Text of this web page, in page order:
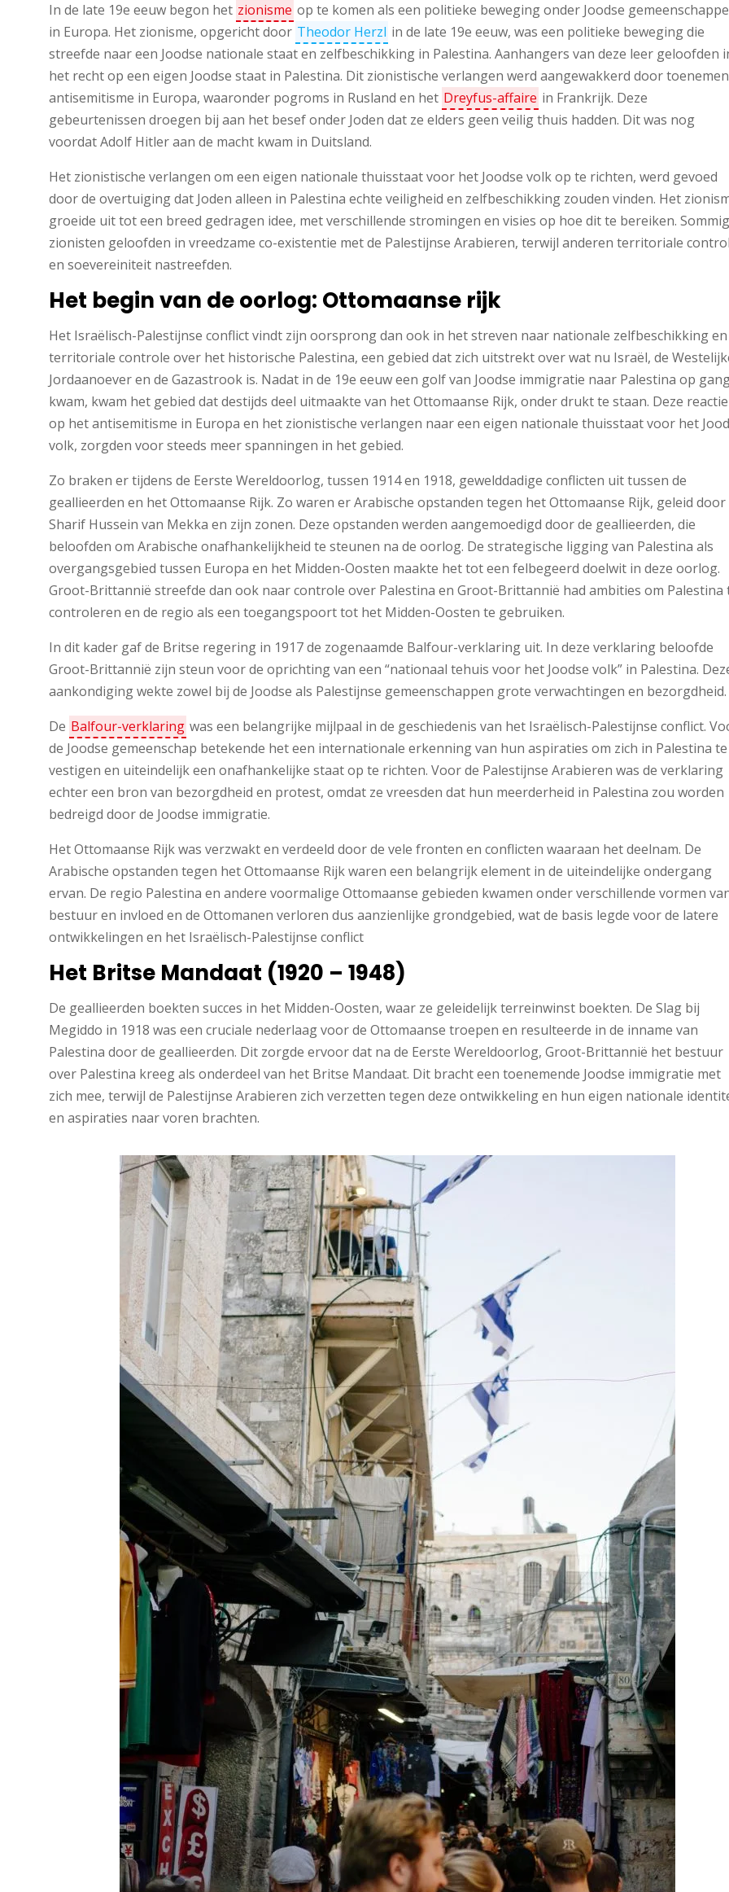
In de late 19e eeuw begon het zionisme op te komen als een politieke beweging onder Joodse
in Europa. Het zionisme, opgericht door Theodor Herzl in de late 19e eeuw, was een politieke beweging die
streefde naar een Joodse nationale staat en zelfbeschikking in Palestina. Aanhangers van deze leer geloofden
het recht op een eigen Joodse staat in Palestina. Dit zionistische verlangen werd aangewakkerd door
antisemitisme in Europa, waaronder pogroms in Rusland en het Dreyfus-affaire in Frankrijk. Deze
gebeurtenissen droegen bij aan het besef onder Joden dat ze elders geen veilig thuis hadden. Dit was nog
voordat Adolf Hitler aan de macht kwam in Duitsland.
Het zionistische verlangen om een eigen nationale thuisstaat voor het Joodse volk op te richten, werd gevoed
door de overtuiging dat Joden alleen in Palestina echte veiligheid en zelfbeschikking zouden vinden. Het
groeide uit tot een breed gedragen idee, met verschillende stromingen en visies op hoe dit te bereiken.
zionisten geloofden in vreedzame co-existentie met de Palestijnse Arabieren, terwijl anderen territoriale
en soevereiniteit nastreefden.
Het begin van de oorlog: Ottomaanse rijk
Het Israëlisch-Palestijnse conflict vindt zijn oorsprong dan ook in het streven naar nationale zelfbeschikking en
territoriale controle over het historische Palestina, een gebied dat zich uitstrekt over wat nu Israël, de
Jordaanoever en de Gazastrook is. Nadat in de 19e eeuw een golf van Joodse immigratie naar Palestina op
kwam, kwam het gebied dat destijds deel uitmaakte van het Ottomaanse Rijk, onder drukt te staan. Deze reactie
op het antisemitisme in Europa en het zionistische verlangen naar een eigen nationale thuisstaat voor het
volk, zorgden voor steeds meer spanningen in het gebied.
Zo braken er tijdens de Eerste Wereldoorlog, tussen 1914 en 1918, gewelddadige conflicten uit tussen de
geallieerden en het Ottomaanse Rijk. Zo waren er Arabische opstanden tegen het Ottomaanse Rijk, geleid door
Sharif Hussein van Mekka en zijn zonen. Deze opstanden werden aangemoedigd door de geallieerden, die
beloofden om Arabische onafhankelijkheid te steunen na de oorlog. De strategische ligging van Palestina als
overgangsgebied tussen Europa en het Midden-Oosten maakte het tot een felbegeerd doelwit in deze oorlog.
Groot-Brittannië streefde dan ook naar controle over Palestina en Groot-Brittannië had ambities om Palestina
controleren en de regio als een toegangspoort tot het Midden-Oosten te gebruiken.
In dit kader gaf de Britse regering in 1917 de zogenaamde Balfour-verklaring uit. In deze verklaring beloofde
Groot-Brittannië zijn steun voor de oprichting van een “nationaal tehuis voor het Joodse volk” in Palestina.
aankondiging wekte zowel bij de Joodse als Palestijnse gemeenschappen grote verwachtingen en bezorgdheid.
De Balfour-verklaring was een belangrijke mijlpaal in de geschiedenis van het Israëlisch-Palestijnse conflict.
de Joodse gemeenschap betekende het een internationale erkenning van hun aspiraties om zich in Palestina te
vestigen en uiteindelijk een onafhankelijke staat op te richten. Voor de Palestijnse Arabieren was de verklaring
echter een bron van bezorgdheid en protest, omdat ze vreesden dat hun meerderheid in Palestina zou worden
bedreigd door de Joodse immigratie.
Het Ottomaanse Rijk was verzwakt en verdeeld door de vele fronten en conflicten waaraan het deelnam. De
Arabische opstanden tegen het Ottomaanse Rijk waren een belangrijk element in de uiteindelijke ondergang
ervan. De regio Palestina en andere voormalige Ottomaanse gebieden kwamen onder verschillende vormen
bestuur en invloed en de Ottomanen verloren dus aanzienlijke grondgebied, wat de basis legde voor de latere
ontwikkelingen en het Israëlisch-Palestijnse conflict
Het Britse Mandaat (1920 – 1948)
De geallieerden boekten succes in het Midden-Oosten, waar ze geleidelijk terreinwinst boekten. De Slag bij
Megiddo in 1918 was een cruciale nederlaag voor de Ottomaanse troepen en resulteerde in de inname van
Palestina door de geallieerden. Dit zorgde ervoor dat na de Eerste Wereldoorlog, Groot-Brittannië het bestuur
over Palestina kreeg als onderdeel van het Britse Mandaat. Dit bracht een toenemende Joodse immigratie met
zich mee, terwijl de Palestijnse Arabieren zich verzetten tegen deze ontwikkeling en hun eigen nationale
en aspiraties naar voren brachten.